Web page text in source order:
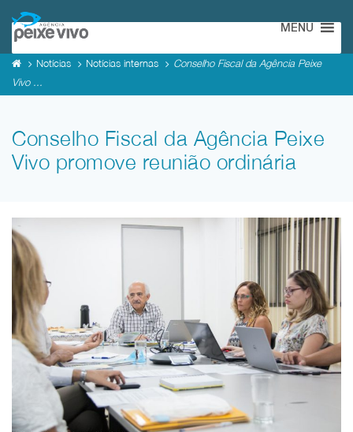
MENU
Notícias Notícias internas
Conselho Fiscal da Agência Peixe
Vivo ...
Conselho Fiscal da Agência Peixe
Vivo promove reunião ordinária